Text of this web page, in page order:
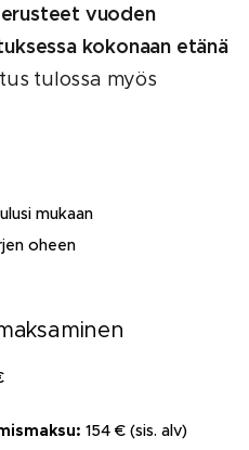
vuoden
kokonaan etänä
tulossa myös
mukaan
oheen
154 € (sis. alv)